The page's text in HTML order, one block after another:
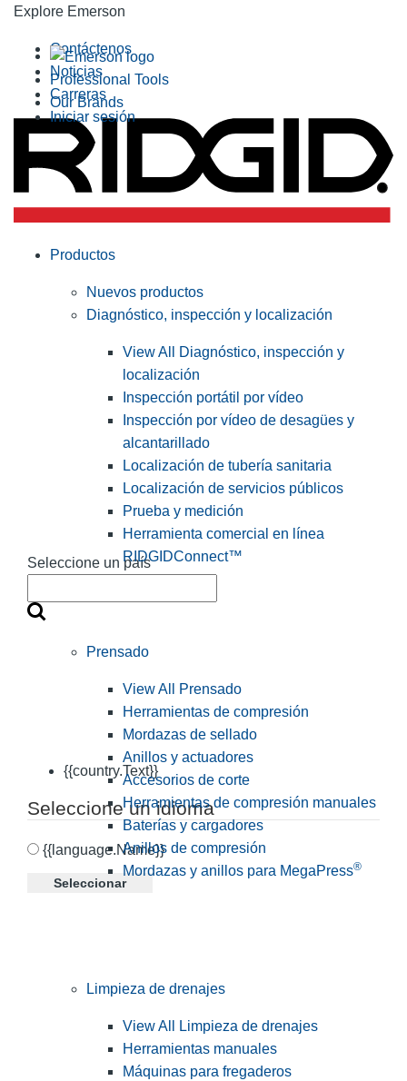
Explore Emerson
Professional Tools
Our Brands
Contáctenos
Noticias
Carreras
Iniciar sesión
Seleccione un país
{{country.Text}}
Seleccione un idioma
{{language.Name}}
Seleccionar
Productos
Nuevos productos
Diagnóstico, inspección y localización
View All Diagnóstico, inspección y
localización
Inspección portátil por vídeo
Inspección por vídeo de desagües y
alcantarillado
Localización de tubería sanitaria
Localización de servicios públicos
Prueba y medición
Herramienta comercial en línea
RIDGIDConnect™
Prensado
View All Prensado
Herramientas de compresión
Mordazas de sellado
Anillos y actuadores
Accesorios de corte
Herramientas de compresión manuales
Baterías y cargadores
Anillos de compresión
Mordazas y anillos para MegaPress®
Limpieza de drenajes
View All Limpieza de drenajes
Herramientas manuales
Máquinas para fregaderos